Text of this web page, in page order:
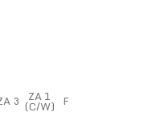
3 ZA 1
(C/W) F